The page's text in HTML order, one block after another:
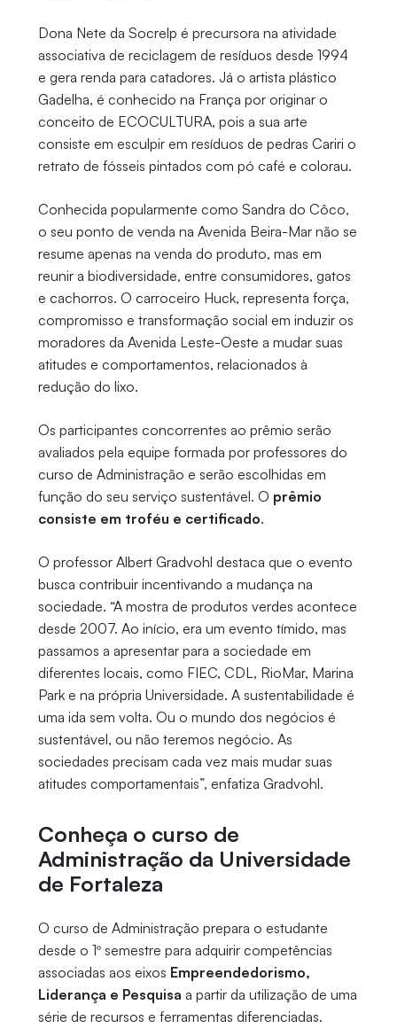
Dona Nete da Socrelp é precursora na atividade
associativa de reciclagem de resíduos desde 1994
e gera renda para catadores. Já o artista plástico
Gadelha, é conhecido na França por originar o
conceito de ECOCULTURA, pois a sua arte
consiste em esculpir em resíduos de pedras Cariri o
retrato de fósseis pintados com pó café e colorau.
Conhecida popularmente como Sandra do Côco,
o seu ponto de venda na Avenida Beira-Mar não se
resume apenas na venda do produto, mas em
reunir a biodiversidade, entre consumidores, gatos
e cachorros. O carroceiro Huck, representa força,
compromisso e transformação social em induzir os
moradores da Avenida Leste-Oeste a mudar suas
atitudes e comportamentos, relacionados à
redução do lixo.
Os participantes concorrentes ao prêmio serão
avaliados pela equipe formada por professores do
curso de Administração e serão escolhidas em
função do seu serviço sustentável. O prêmio
consiste em troféu e certificado.
O professor Albert Gradvohl destaca que o evento
busca contribuir incentivando a mudança na
sociedade. “A mostra de produtos verdes acontece
desde 2007. Ao início, era um evento tímido, mas
passamos a apresentar para a sociedade em
diferentes locais, como FIEC, CDL, RioMar, Marina
Park e na própria Universidade. A sustentabilidade é
uma ida sem volta. Ou o mundo dos negócios é
sustentável, ou não teremos negócio. As
sociedades precisam cada vez mais mudar suas
atitudes comportamentais”, enfatiza Gradvohl.
Conheça o curso de
Administração da Universidade
de Fortaleza
O curso de Administração prepara o estudante
desde o 1º semestre para adquirir competências
associadas aos eixos Empreendedorismo,
Liderança e Pesquisa a partir da utilização de uma
série de recursos e ferramentas diferenciadas.